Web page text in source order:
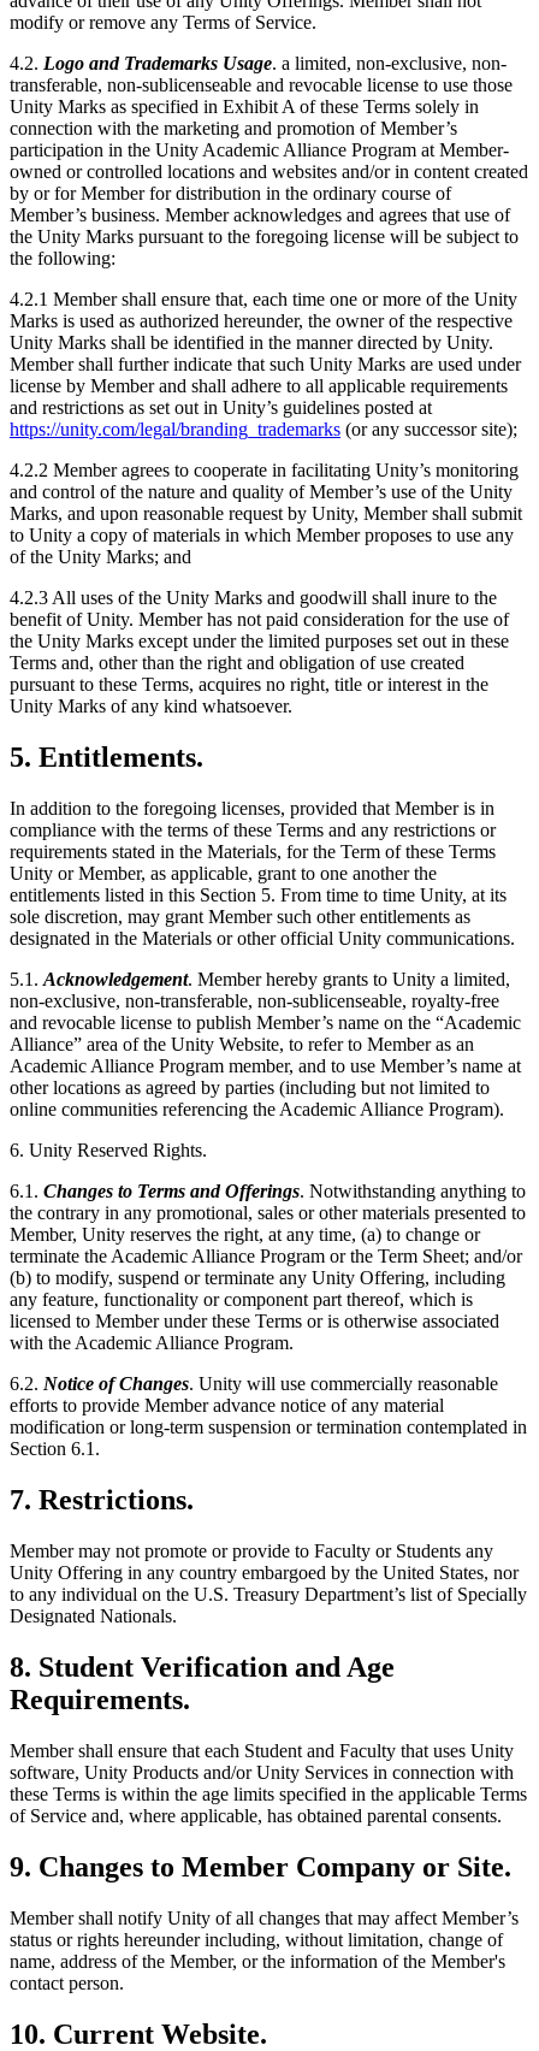
modify or remove any Terms of Service.
4.2. Logo and Trademarks Usage. a limited, non-exclusive, non-
transferable, non-sublicenseable and revocable license to use those
Unity Marks as specified in Exhibit A of these Terms solely in
connection with the marketing and promotion of Member’s
participation in the Unity Academic Alliance Program at Member-
owned or controlled locations and websites and/or in content created
by or for Member for distribution in the ordinary course of
Member’s business. Member acknowledges and agrees that use of
the Unity Marks pursuant to the foregoing license will be subject to
the following:
4.2.1 Member shall ensure that, each time one or more of the Unity
Marks is used as authorized hereunder, the owner of the respective
Unity Marks shall be identified in the manner directed by Unity.
Member shall further indicate that such Unity Marks are used under
license by Member and shall adhere to all applicable requirements
and restrictions as set out in Unity’s guidelines posted at
https://unity.com/legal/branding_trademarks (or any successor site);
4.2.2 Member agrees to cooperate in facilitating Unity’s monitoring
and control of the nature and quality of Member’s use of the Unity
Marks, and upon reasonable request by Unity, Member shall submit
to Unity a copy of materials in which Member proposes to use any
of the Unity Marks; and
4.2.3 All uses of the Unity Marks and goodwill shall inure to the
benefit of Unity. Member has not paid consideration for the use of
the Unity Marks except under the limited purposes set out in these
Terms and, other than the right and obligation of use created
pursuant to these Terms, acquires no right, title or interest in the
Unity Marks of any kind whatsoever.
5. Entitlements.
In addition to the foregoing licenses, provided that Member is in
compliance with the terms of these Terms and any restrictions or
requirements stated in the Materials, for the Term of these Terms
Unity or Member, as applicable, grant to one another the
entitlements listed in this Section 5. From time to time Unity, at its
sole discretion, may grant Member such other entitlements as
designated in the Materials or other official Unity communications.
5.1. Acknowledgement. Member hereby grants to Unity a limited,
non-exclusive, non-transferable, non-sublicenseable, royalty-free
and revocable license to publish Member’s name on the “Academic
Alliance” area of the Unity Website, to refer to Member as an
Academic Alliance Program member, and to use Member’s name at
other locations as agreed by parties (including but not limited to
online communities referencing the Academic Alliance Program).
6. Unity Reserved Rights.
6.1. Changes to Terms and Offerings. Notwithstanding anything to
the contrary in any promotional, sales or other materials presented to
Member, Unity reserves the right, at any time, (a) to change or
terminate the Academic Alliance Program or the Term Sheet; and/or
(b) to modify, suspend or terminate any Unity Offering, including
any feature, functionality or component part thereof, which is
licensed to Member under these Terms or is otherwise associated
with the Academic Alliance Program.
6.2. Notice of Changes. Unity will use commercially reasonable
efforts to provide Member advance notice of any material
modification or long-term suspension or termination contemplated in
Section 6.1.
7. Restrictions.
Member may not promote or provide to Faculty or Students any
Unity Offering in any country embargoed by the United States, nor
to any individual on the U.S. Treasury Department’s list of Specially
Designated Nationals.
8. Student Verification and Age
Requirements.
Member shall ensure that each Student and Faculty that uses Unity
software, Unity Products and/or Unity Services in connection with
these Terms is within the age limits specified in the applicable Terms
of Service and, where applicable, has obtained parental consents.
9. Changes to Member Company or Site.
Member shall notify Unity of all changes that may affect Member’s
status or rights hereunder including, without limitation, change of
name, address of the Member, or the information of the Member's
contact person.
10. Current Website.